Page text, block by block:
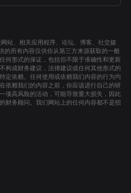
站、相关应用程序、论坛、博客、社交媒
的所有内容仅供你从第三方来源获取的一般
何形式的保证，包括但不限于准确性和更新
构成财务建议，法律建议或任何其他形式的
定依赖。任何使用或依赖我们内容的行为均
依赖我们的内容之前，你应该进行自己的研
项高风险的活动，可能导致重大损失，因此
财务顾问。我们网站上的任何内容都不是招